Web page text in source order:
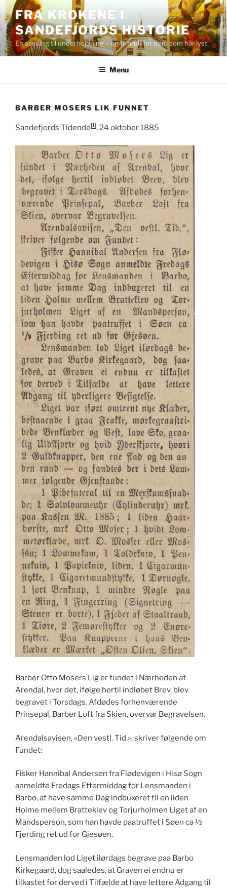
Skip
to
content
FRA KROKENE I
SANDEFJORDS HISTORIE
En samling til underholdning – og til bruk for dem som har lyst
Menu
BARBER MOSERS LIK FUNNET
Sandefjords Tidende[1], 24 oktober 1885
Barber Otto Mosers Lig er fundet i Nærheden af
Arendal, hvor det, ifølge hertil indløbet Brev, blev
begravet i Torsdags. Afdødes forhenværende
Prinsepal, Barber Loft fra Skien, overvar Begravelsen.
Arendalsavisen, «Den vestl. Tid.», skriver følgende om
Fundet:
Fisker Hannibal Andersen fra Flødevigen i Hisø Sogn
anmeldte Fredags Eftermiddag for Lensmanden i
Barbo, at have samme Dag indbuxeret til en liden
Holme mellem Bratteklev og Torjurholmen Liget af en
Mandsperson, som han havde paatruffet i Søen ca ½
Fjerding ret ud for Gjesøen.
Lensmanden lod Liget ilørdags begrave paa Barbo
Kirkegaard, dog saaledes, at Graven ei endnu er
tilkastet for derved i Tilfælde at have lettere Adgang til